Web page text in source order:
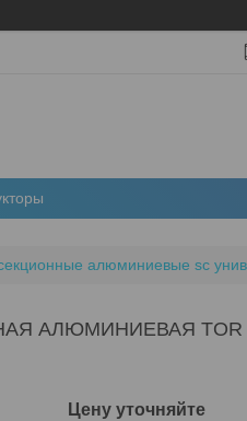
алюминиевые sc
АЛЮМИНИЕВАЯ TOR
Цену уточняйте